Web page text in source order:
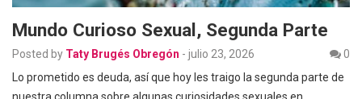
Mundo Curioso Sexual, Segunda Parte
Posted by Taty Brugés Obregón - julio 23, 2026
0
Lo prometido es deuda, así que hoy les traigo la segunda parte de
nuestra columna sobre algunas curiosidades sexuales en…